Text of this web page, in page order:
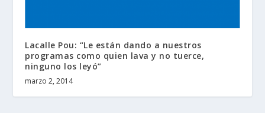
Lacalle Pou: “Le están dando a nuestros
programas como quien lava y no tuerce,
ninguno los leyó”
marzo 2, 2014